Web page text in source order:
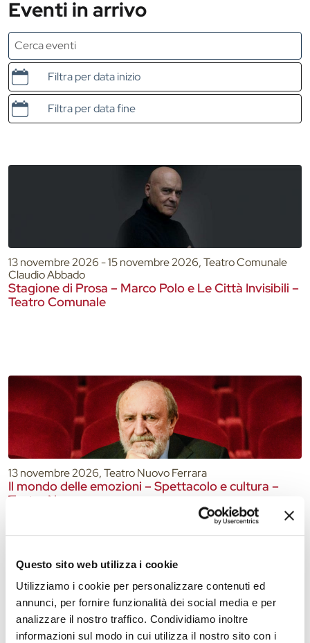
Questo sito web utilizza i cookie
Utilizziamo i cookie per personalizzare contenuti ed
annunci, per fornire funzionalità dei social media e per
analizzare il nostro traffico. Condividiamo inoltre
informazioni sul modo in cui utilizza il nostro sito con i
Eventi in arrivo
Data e ora di inizio
Data e ora di fine
13 novembre 2026 - 15 novembre 2026, Teatro Comunale
Claudio Abbado
Stagione di Prosa – Marco Polo e Le Città Invisibili –
Teatro Comunale
13 novembre 2026, Teatro Nuovo Ferrara
Il mondo delle emozioni – Spettacolo e cultura –
Teatro Nuovo